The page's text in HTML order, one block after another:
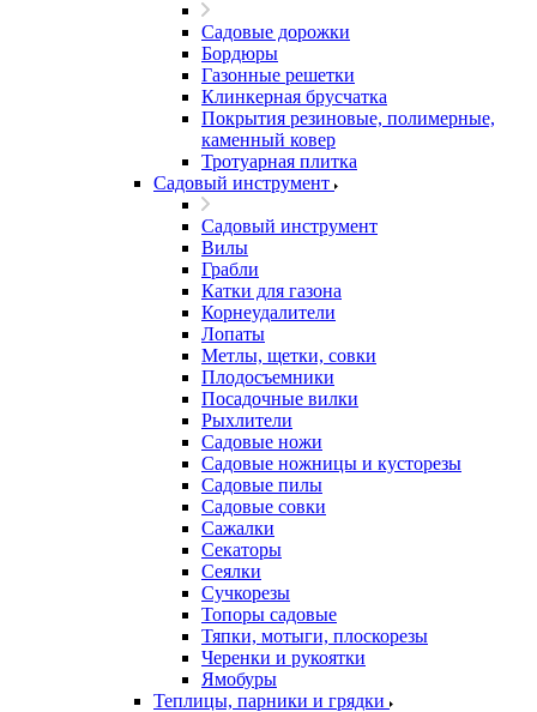
Садовые дорожки
Бордюры
Газонные решетки
Клинкерная брусчатка
Покрытия резиновые, полимерные,
каменный ковер
Тротуарная плитка
Садовый инструмент
Садовый инструмент
Вилы
Грабли
Катки для газона
Корнеудалители
Лопаты
Метлы, щетки, совки
Плодосъемники
Посадочные вилки
Рыхлители
Садовые ножи
Садовые ножницы и кусторезы
Садовые пилы
Садовые совки
Сажалки
Секаторы
Сеялки
Сучкорезы
Топоры садовые
Тяпки, мотыги, плоскорезы
Черенки и рукоятки
Ямобуры
Теплицы, парники и грядки